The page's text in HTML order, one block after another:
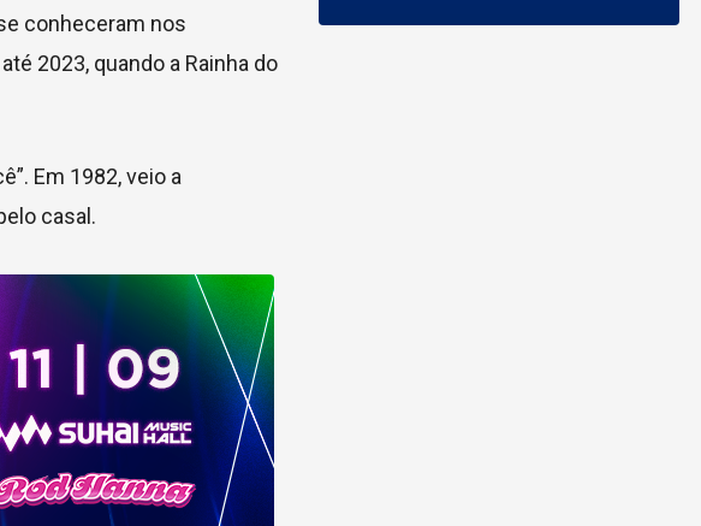
conheceram nos
2023, quando a Rainha do
Em 1982, veio a
casal.